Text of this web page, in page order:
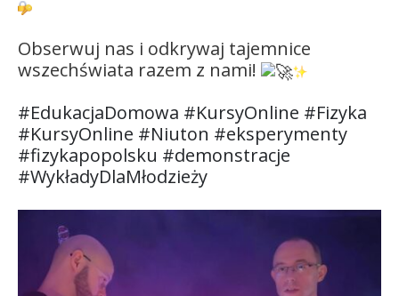
Obserwuj nas i odkrywaj tajemnice
wszechświata razem z nami!
#EdukacjaDomowa #KursyOnline #Fizyka
#KursyOnline #Niuton #eksperymenty
#fizykapopolsku #demonstracje
#WykładyDlaMłodzieży